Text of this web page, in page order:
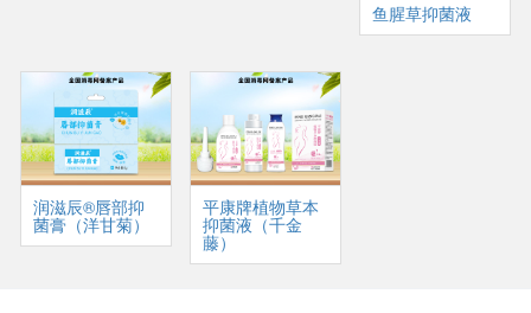
鱼腥草抑菌液
润滋辰®唇部抑
菌膏（洋甘菊）
平康牌植物草本
抑菌液（千金
藤）